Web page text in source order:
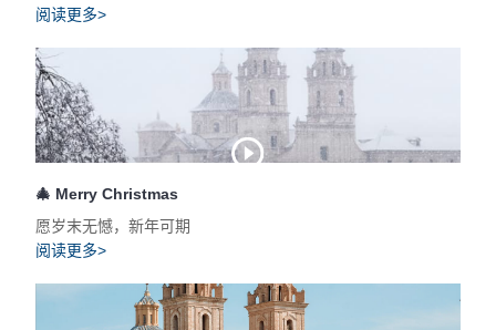
阅读更多>
🎄 Merry Christmas
愿岁末无憾，新年可期
阅读更多>